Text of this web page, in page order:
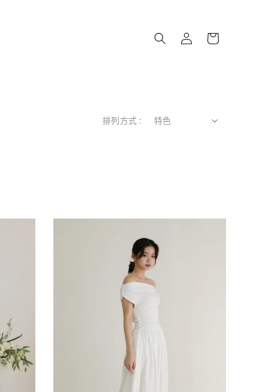
排列方式 :